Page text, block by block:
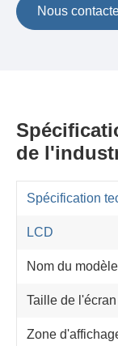
Nous
de
Spécification
LCD
Nom du modèle
Taille de l'écran
Zone